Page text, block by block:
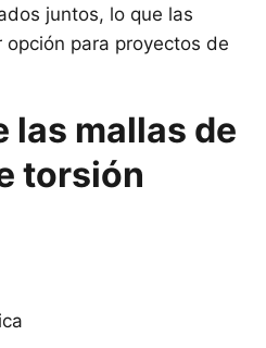
juntos, lo que las
para proyectos de
las mallas de
torsión